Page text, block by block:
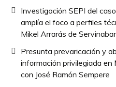
Investigación SEPI del
amplía el foco a perfiles
Mikel Arrarás de Servinabar
Presunta prevaricación y
información privilegiada en
con José Ramón Sempere